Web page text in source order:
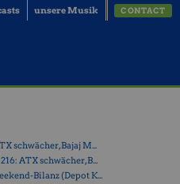
unsere Musik CONTACT
schwächer, Bajaj M...
ATX schwächer, B...
Bilanz (Depot K...